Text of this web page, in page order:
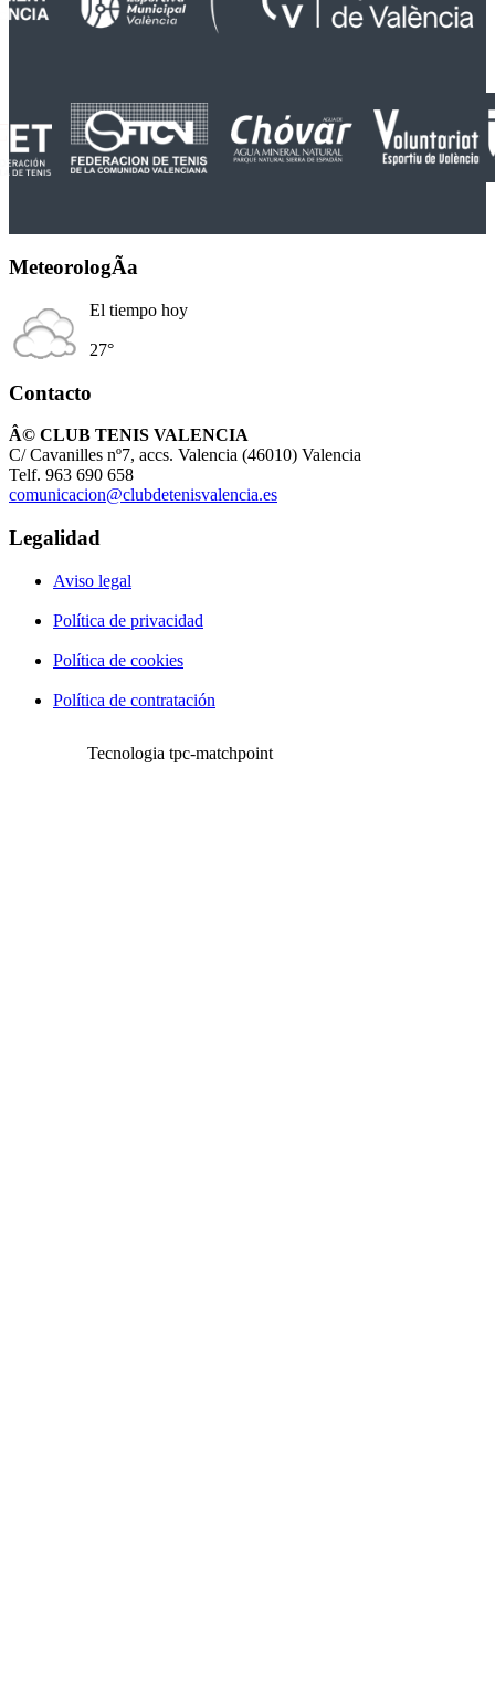
MeteorologÃ­a
El tiempo hoy
27°
Contacto
Â© CLUB TENIS VALENCIA
C/ Cavanilles nº7, accs. Valencia (46010) Valencia
Telf. 963 690 658
comunicacion@clubdetenisvalencia.es
Legalidad
Aviso legal
Política de privacidad
Política de cookies
Política de contratación
Tecnologia tpc-matchpoint